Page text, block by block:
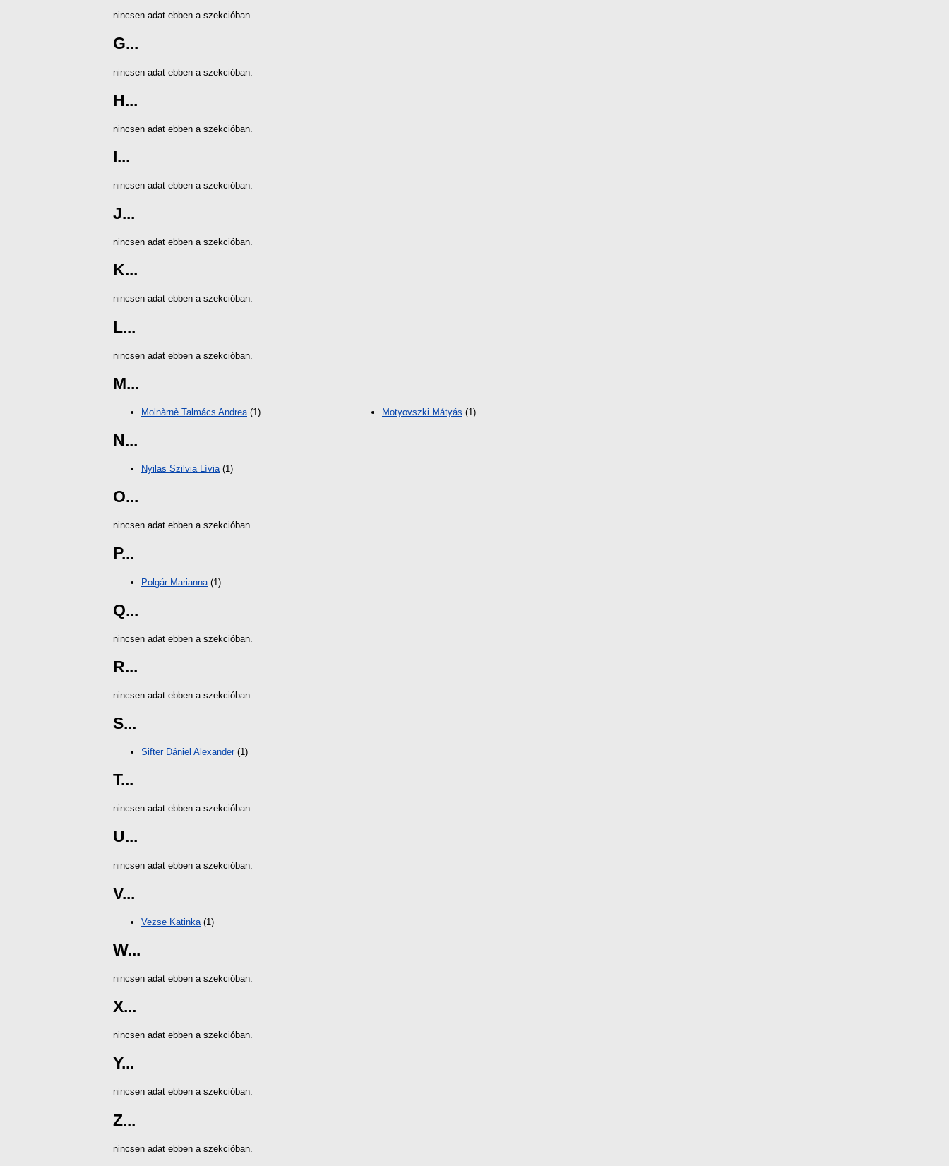
nincsen adat ebben a szekcióban.
G...
nincsen adat ebben a szekcióban.
H...
nincsen adat ebben a szekcióban.
I...
nincsen adat ebben a szekcióban.
J...
nincsen adat ebben a szekcióban.
K...
nincsen adat ebben a szekcióban.
L...
nincsen adat ebben a szekcióban.
M...
Molnàrnè Talmács Andrea (1) Motyovszki Mátyás (1)
N...
Nyilas Szilvia Lívia(1)
O...
nincsen adat ebben a szekcióban.
P...
Polgár Marianna (1)
Q...
nincsen adat ebben a szekcióban.
R...
nincsen adat ebben a szekcióban.
S...
Sifter Dániel Alexander(1)
T...
nincsen adat ebben a szekcióban.
U...
nincsen adat ebben a szekcióban.
V...
Vezse Katinka (1)
W...
nincsen adat ebben a szekcióban.
X...
nincsen adat ebben a szekcióban.
Y...
nincsen adat ebben a szekcióban.
Z...
nincsen adat ebben a szekcióban.